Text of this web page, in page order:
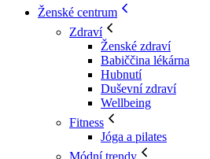
Ženské centrum
Zdraví
Ženské zdraví
Babiččina lékárna
Hubnutí
Duševní zdraví
Wellbeing
Fitness
Jóga a pilates
Módní trendy